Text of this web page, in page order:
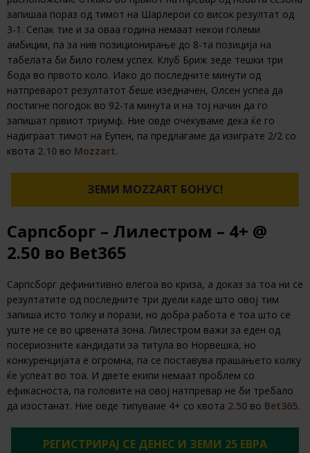
запишаа пораз од тимот на Шарлерои со висок резултат од
3-1. Сепак тие и за оваа година немаат некои големи
амбиции, па за нив позиционирање до 8-та позиција на
табелата би било голем успех. Клуб Бриж зеде тешки три
бода во првото коло. Иако до последните минути од
натпреварот резултатот беше изедначен, Олсен успеа да
постигне погодок во 92-та минута и на тој начин да го
запишат првиот триумф. Ние овде очекуваме дека ќе го
надиграат тимот на Еупен, па предлагаме да изиграте 2/2 со
квота 2.10 во Mozzart.
ЗЕМИ MOZZART БОНУС!
Сарпсборг – Лилестром – 4+ @
2.50 во Bet365
Сарпсборг дефинитивно влегоа во криза, а доказ за тоа ни се
резултатите од последните три дуели каде што овој тим
запиша исто толку и порази, но добра работа е тоа што се
уште не се во црвената зона. Лилестром важи за еден од
посериозните кандидати за титула во Норвешка, но
конкуренцијата е огромна, па се поставува прашањето колку
ќе успеат во тоа. И двете екипи немаат проблем со
ефикасноста, па головите на овој натпревар не би требало
да изостанат. Ние овде типуваме 4+ со квота 2.50 во Bet365.
РЕГИСТРИРАЈ СЕ ДЕНЕС И ЗЕМИ 25 ЕВРА